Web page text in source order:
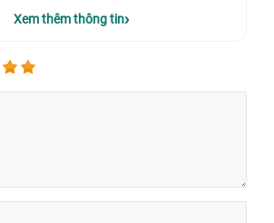
Xem thêm thông tin